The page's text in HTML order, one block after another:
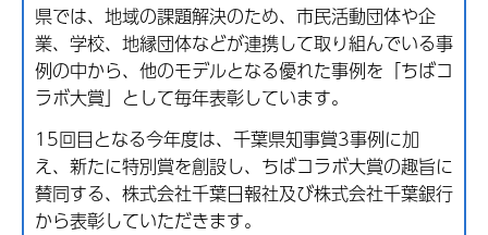
県では、地域の課題解決のため、市民活動団体や企
業、学校、地縁団体などが連携して取り組んでいる事
例の中から、他のモデルとなる優れた事例を「ちばコ
ラボ大賞」として毎年表彰しています。
15回目となる今年度は、千葉県知事賞3事例に加
え、新たに特別賞を創設し、ちばコラボ大賞の趣旨に
賛同する、株式会社千葉日報社及び株式会社千葉銀行
から表彰していただきます。